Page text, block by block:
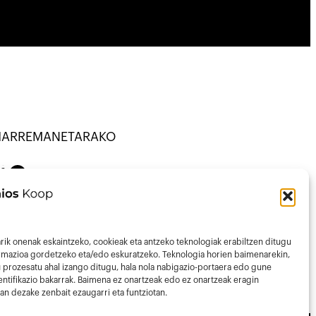
onenak eskaintzeko, cookieak eta antzeko teknologiak erabiltzen ditugu
gordetzeko eta/edo eskuratzeko. Teknologia horien baimenarekin,
prozesatu ahal izango ditugu, hala nola nabigazio-portaera edo gune
bakarrak. Baimena ez onartzeak edo ez onartzeak eragin
dezake zenbait ezaugarri eta funtziotan.
Mail